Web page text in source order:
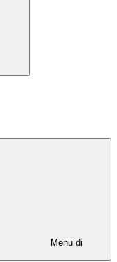
Menu di